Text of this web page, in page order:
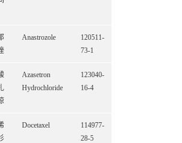
Anastrozole
120511-
73-1
Azasetron
Hydrochloride
123040-
16-4
Docetaxel
114977-
28-5